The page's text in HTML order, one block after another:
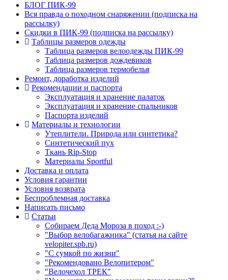
БЛОГ ПИК-99
Вся правда о походном снаряжении (подписка на
рассылку)
Скидки в ПИК-99 (подписка на рассылку)
Таблицы размеров одежды
Таблица размеров велоодежды ПИК-99
Таблица размеров дождевиков
Таблица размеров термобелья
Ремонт, доработка изделий
Рекомендации и паспорта
Эксплуатация и хранение палаток
Эксплуатация и хранение спальников
Паспорта изделий
Материалы и технологии
Утеплители. Природа или синтетика?
Синтетический пух
Ткань Rip-Stop
Материалы Sportful
Доставка и оплата
Условия гарантии
Условия возврата
Беспроблемная доставка
Написать письмо
Статьи
Собираем Деда Мороза в поход :-)
"Выбор велобагажника" (статья на сайте
velopiter.spb.ru)
"С сумкой по жизни"
"Рекомендовано Велопитером"
"Велочехол ТРЕК"